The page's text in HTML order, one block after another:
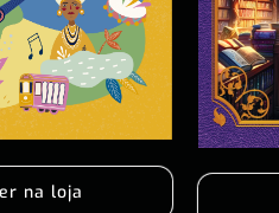
na loja